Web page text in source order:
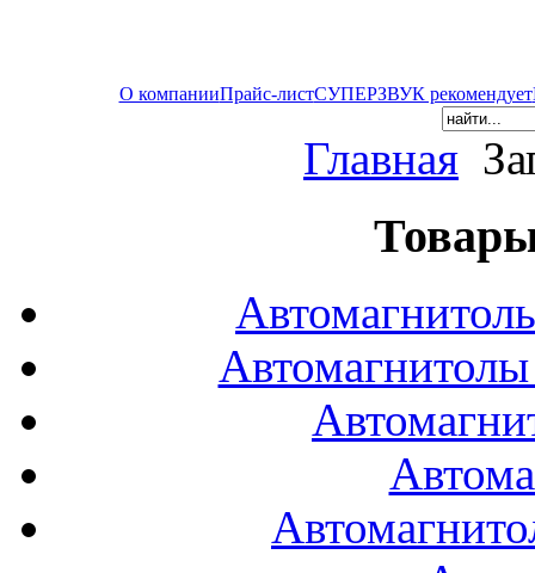
О компанииПрайс-листСУПЕРЗВУК рекомендует
Главная